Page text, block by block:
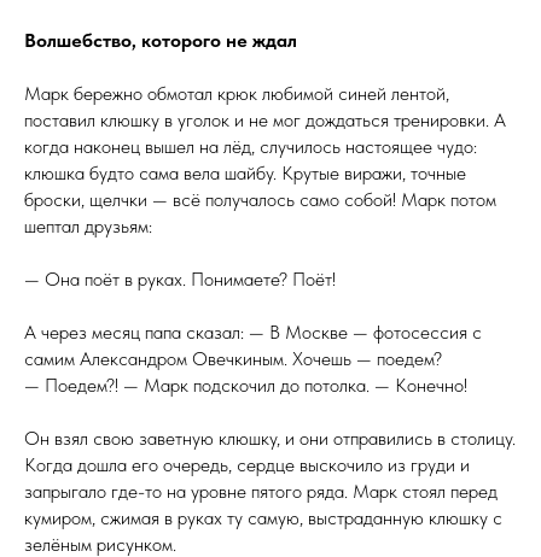
Волшебство, которого не ждал
Марк бережно обмотал крюк любимой синей лентой,
поставил клюшку в уголок и не мог дождаться тренировки. А
когда наконец вышел на лёд, случилось настоящее чудо:
клюшка будто сама вела шайбу. Крутые виражи, точные
броски, щелчки — всё получалось само собой! Марк потом
шептал друзьям:
— Она поёт в руках. Понимаете? Поёт!
А через месяц папа сказал: — В Москве — фотосессия с
самим Александром Овечкиным. Хочешь — поедем?
— Поедем?! — Марк подскочил до потолка. — Конечно!
Он взял свою заветную клюшку, и они отправились в столицу.
Когда дошла его очередь, сердце выскочило из груди и
запрыгало где-то на уровне пятого ряда. Марк стоял перед
кумиром, сжимая в руках ту самую, выстраданную клюшку с
зелёным рисунком.